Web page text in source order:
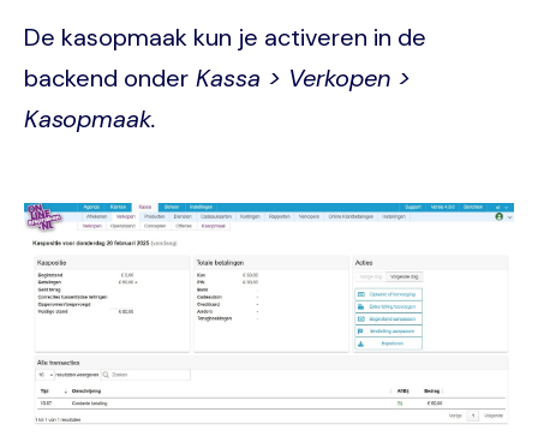
De kasopmaak kun je activeren in de
backend onder Kassa > Verkopen >
Kasopmaak.
Image